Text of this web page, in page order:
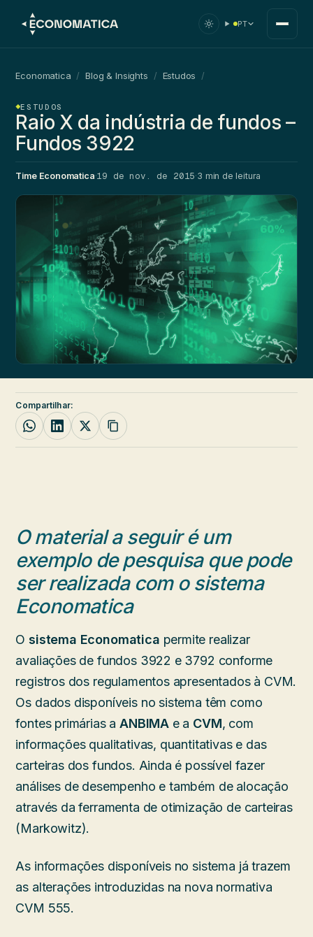
PT
Economatica / Blog & Insights / Estudos /
ESTUDOS
Raio X da indústria de fundos –
Fundos 3922
Time Economatica·19 de nov. de 2015·3 min de leitura
Compartilhar:
O material a seguir é um
exemplo de pesquisa que pode
ser realizada com o sistema
Economatica
Osistema Economatica permite realizar
avaliações de fundos 3922 e 3792 conforme
registros dos regulamentos apresentados à CVM.
Os dados disponíveis no sistema têm como
fontes primárias aANBIMA e a CVM, com
informações qualitativas, quantitativas e das
carteiras dos fundos. Ainda é possível fazer
análises de desempenho e também de alocação
através da ferramenta de otimização de carteiras
(Markowitz).
As informações disponíveis no sistema já trazem
as alterações introduzidas na nova normativa
CVM 555.